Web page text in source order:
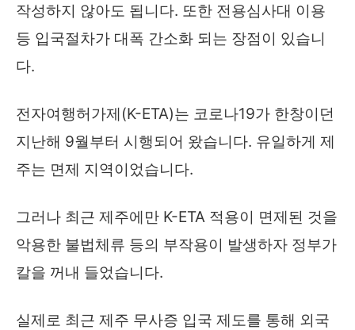
작성하지 않아도 됩니다. 또한 전용심사대 이용
등 입국절차가 대폭 간소화 되는 장점이 있습니
다.
전자여행허가제(K-ETA)는 코로나19가 한창이던
지난해 9월부터 시행되어 왔습니다. 유일하게 제
주는 면제 지역이었습니다.
그러나 최근 제주에만 K-ETA 적용이 면제된 것을
악용한 불법체류 등의 부작용이 발생하자 정부가
칼을 꺼내 들었습니다.
실제로 최근 제주 무사증 입국 제도를 통해 외국